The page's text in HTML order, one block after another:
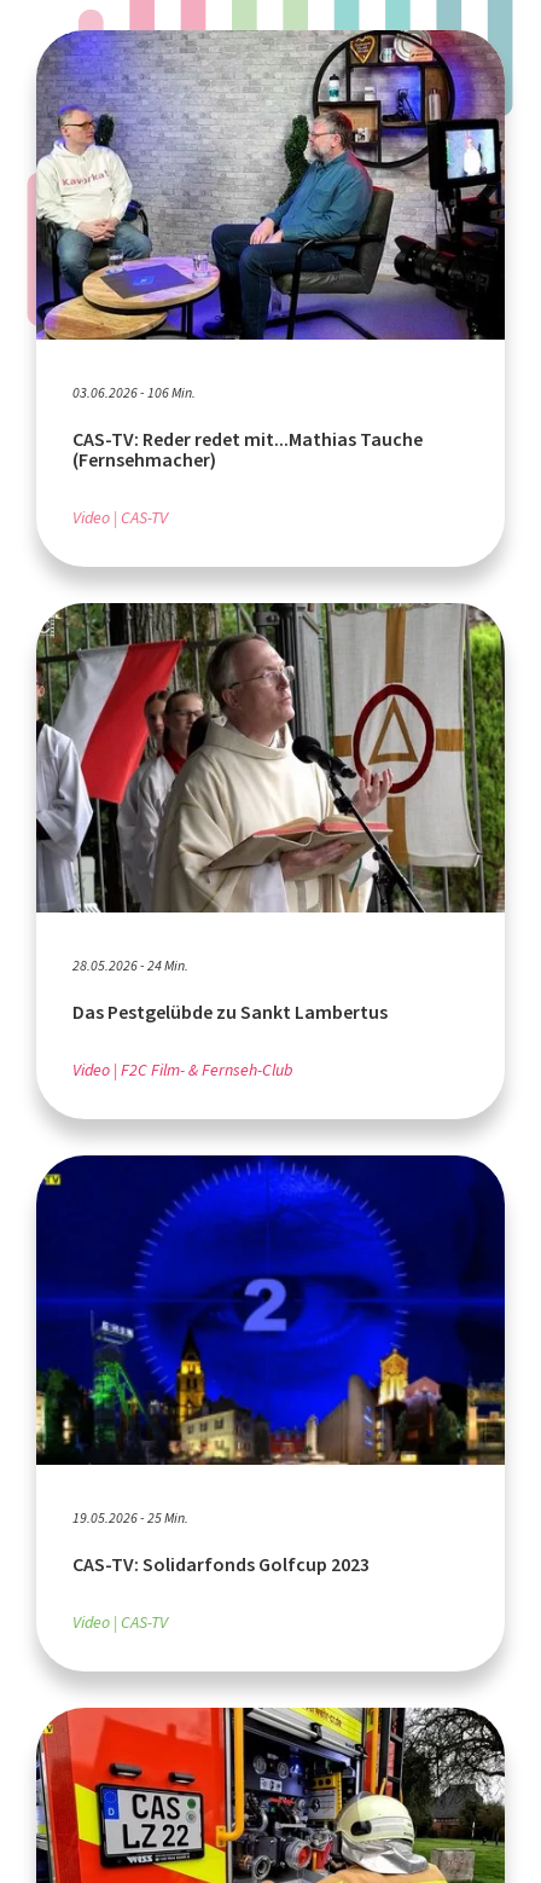
03.06.2026 - 106 Min.
CAS-TV: Reder redet mit...Mathias Tauche
(Fernsehmacher)
Video CAS-TV
28.05.2026 - 24 Min.
Das Pestgelübde zu Sankt Lambertus
Video F2C Film- & Fernseh-Club
19.05.2026 - 25 Min.
CAS-TV: Solidarfonds Golfcup 2023
Video CAS-TV